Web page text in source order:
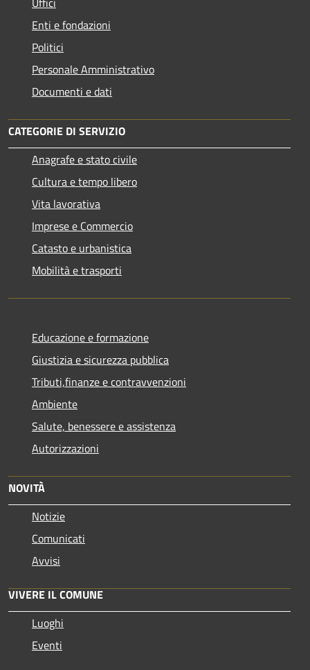
Enti e fondazioni
Politici
Personale Amministrativo
Documenti e dati
CATEGORIE DI SERVIZIO
Anagrafe e stato civile
Cultura e tempo libero
Vita lavorativa
Imprese e Commercio
Catasto e urbanistica
Mobilità e trasporti
Educazione e formazione
Giustizia e sicurezza pubblica
Tributi,finanze e contravvenzioni
Ambiente
Salute, benessere e assistenza
Autorizzazioni
NOVITÀ
Notizie
Comunicati
Avvisi
VIVERE IL COMUNE
Luoghi
Eventi